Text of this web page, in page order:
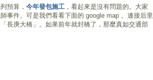
預算， 今年發包施工 ，看起來是沒有問題的。大家
事件。可是我們看看下面的 google map 。連接后里
長庚大橋」。如果前年就封橋了，那麼真如交通部